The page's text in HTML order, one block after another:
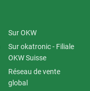
Sur OKW
Sur okatronic - Filiale
OKW Suisse
Réseau de vente
global